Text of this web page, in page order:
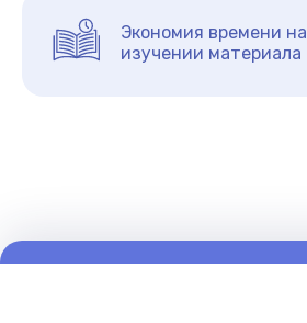
Экономия времени на
изучении материала